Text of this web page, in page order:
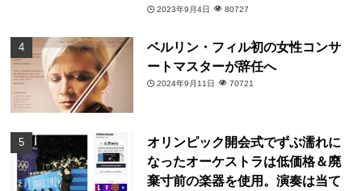
2023年9月4日 80727
ベルリン・フィル初の女性コンサ
ートマスターが辞任へ
2024年9月11日 70721
オリンピック開会式でずぶ濡れに
なったオーケストラは低価格＆廃
棄寸前の楽器を使用。演奏は当て